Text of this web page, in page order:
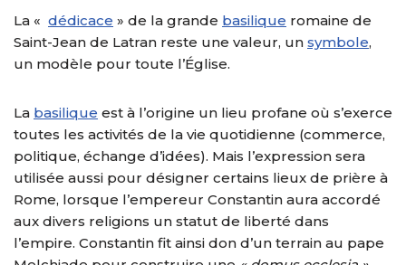
La « dédicace » de la grande basilique romaine de
Saint-Jean de Latran reste une valeur, un symbole,
un modèle pour toute l’Église.
La basilique est à l’origine un lieu profane où s’exerce
toutes les activités de la vie quotidienne (commerce,
politique, échange d’idées). Mais l’expression sera
utilisée aussi pour désigner certains lieux de prière à
Rome, lorsque l’empereur Constantin aura accordé
aux divers religions un statut de liberté dans
l’empire. Constantin fit ainsi don d’un terrain au pape